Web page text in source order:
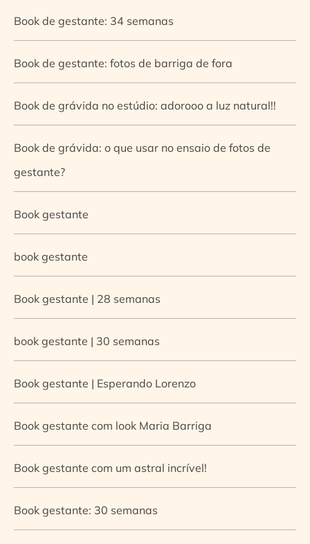
Book de gestante: 34 semanas
Book de gestante: fotos de barriga de fora
Book de grávida no estúdio: adorooo a luz natural!!
Book de grávida: o que usar no ensaio de fotos de
gestante?
Book gestante
book gestante
Book gestante | 28 semanas
book gestante | 30 semanas
Book gestante | Esperando Lorenzo
Book gestante com look Maria Barriga
Book gestante com um astral incrível!
Book gestante: 30 semanas